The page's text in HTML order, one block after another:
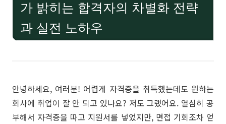
가 밝히는 합격자의 차별화 전략
과 실전 노하우
안녕하세요, 여러분! 어렵게 자격증을 취득했는데도 원하는
회사에 취업이 잘 안 되고 있나요? 저도 그랬어요. 열심히 공
부해서 자격증을 따고 지원서를 넣었지만, 면접 기회조차 얻